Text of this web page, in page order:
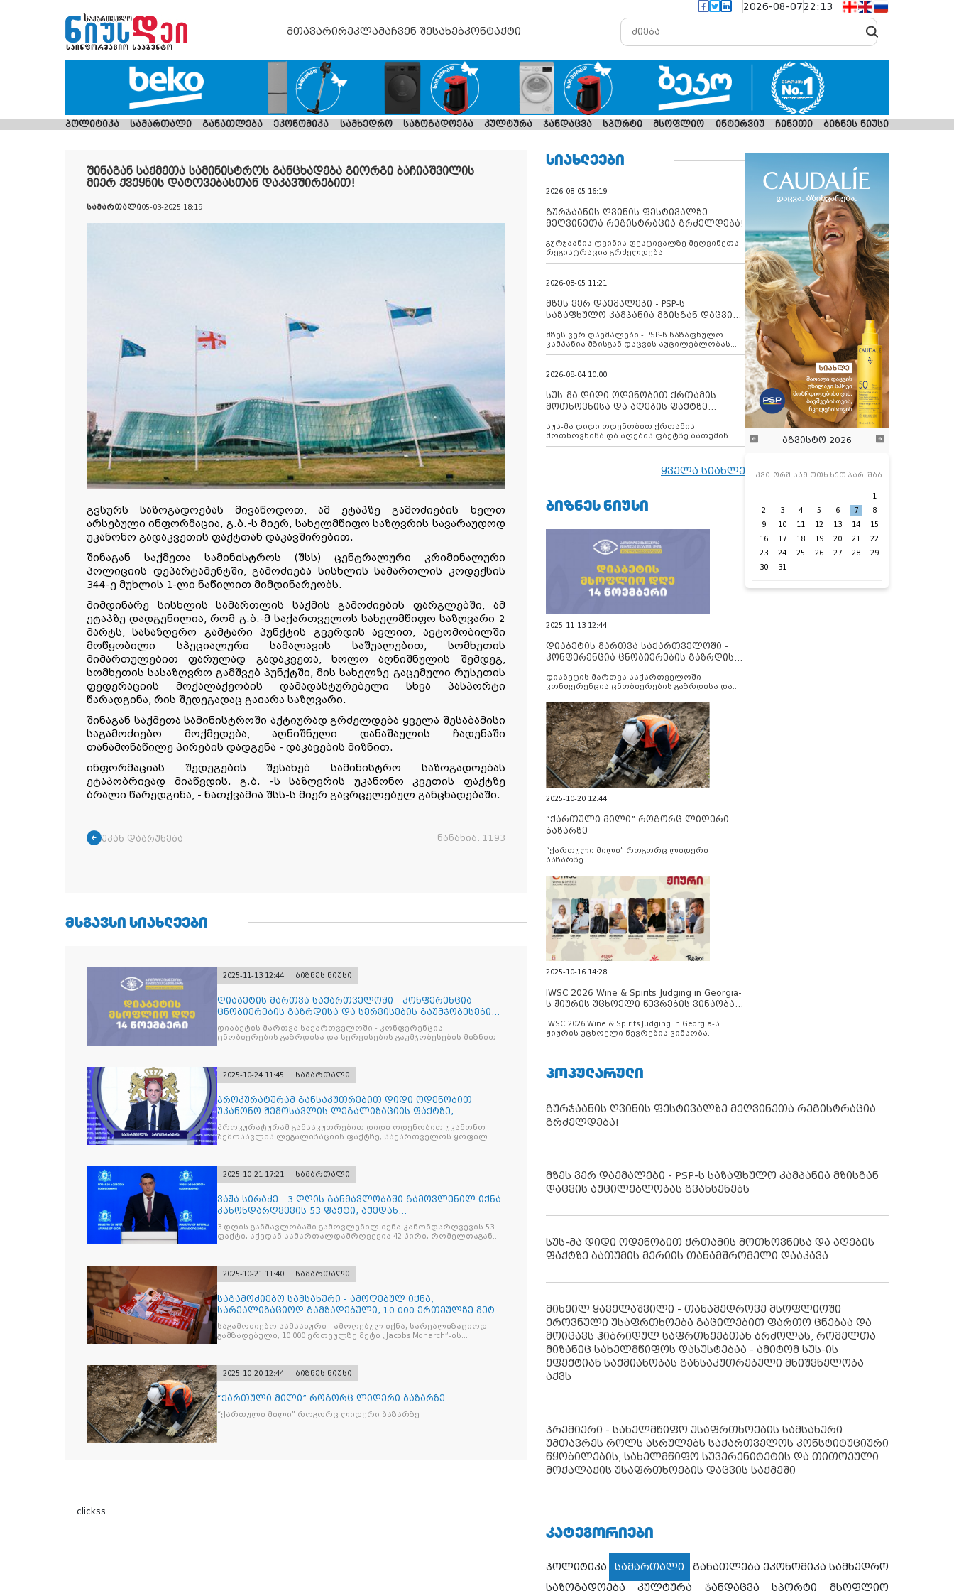
2026-08-0722:13
მთავარირეკლამაჩვენ შესახებკონტაქტი
პოლიტიკა სამართალი განათლება ეკონომიკა სამხედრო საზოგადოება კულტურა ჯანდაცვა სპორტი მსოფლიო ინტერვიუ ჩინეთი ბიზნეს ნიუსი
შინაგან საქმეთა სამინისტროს განცხადება გიორგი ბაჩიაშვილის
მიერ ქვეყნის დატოვებასთან დაკავშირებით!
სამართალი05-03-2025 18:19
გვსურს საზოგადოებას მივაწოდოთ, ამ ეტაპზე გამოძიების ხელთ
არსებული ინფორმაცია, გ.ბ.-ს მიერ, სახელმწიფო საზღვრის სავარაუდოდ
უკანონო გადაკვეთის ფაქტთან დაკავშირებით.
შინაგან საქმეთა სამინისტროს (შსს) ცენტრალური კრიმინალური
პოლიციის დეპარტამენტში, გამოძიება სისხლის სამართლის კოდექსის
344-ე მუხლის 1-ლი ნაწილით მიმდინარეობს.
მიმდინარე სისხლის სამართლის საქმის გამოძიების ფარგლებში, ამ
ეტაპზე დადგენილია, რომ გ.ბ.-მ საქართველოს სახელმწიფო საზღვარი 2
მარტს, სასაზღვრო გამტარი პუნქტის გვერდის ავლით, ავტომობილში
მოწყობილი სპეციალური სამალავის საშუალებით, სომხეთის
მიმართულებით ფარულად გადაკვეთა, ხოლო აღნიშნულის შემდეგ,
სომხეთის სასაზღვრო გამშვებ პუნქტში, მის სახელზე გაცემული რუსეთის
ფედერაციის მოქალაქეობის დამადასტურებელი სხვა პასპორტი
წარადგინა, რის შედეგადაც გაიარა საზღვარი.
შინაგან საქმეთა სამინისტროში აქტიურად გრძელდება ყველა შესაბამისი
საგამოძიებო მოქმედება, აღნიშნული დანაშაულის ჩადენაში
თანამონაწილე პირების დადგენა - დაკავების მიზნით.
ინფორმაციას შედეგების შესახებ სამინისტრო საზოგადოებას
ეტაპობრივად მიაწვდის. გ.ბ. -ს საზღვრის უკანონო კვეთის ფაქტზე
ბრალი წარედგინა, - ნათქვამია შსს-ს მიერ გავრცელებულ განცხადებაში.
უკან დაბრუნება ნანახია: 1193
ᲛᲡᲒᲐᲕᲡᲘ ᲡᲘᲐᲮᲚᲔᲔᲑᲘ
2025-11-13 12:44 ბიზნეს ნიუსი
დიაბეტის მართვა საქართველოში - კონფერენცია
ცნობიერების გაზრდისა და სერვისების გაუმჯობესების
მიზნით
დიაბეტის მართვა საქართველოში - კონფერენცია
ცნობიერების გაზრდისა და სერვისების გაუმჯობესების მიზნით
2025-10-24 11:45 სამართალი
პროკურატურამ განსაკუთრებით დიდი ოდენობით
უკანონო შემოსავლის ლეგალიზაციის ფაქტზე,
საქართველოს ყოფილ პ
პროკურატურამ განსაკუთრებით დიდი ოდენობით უკანონო
შემოსავლის ლეგალიზაციის ფაქტზე, საქართველოს ყოფილ
2025-10-21 17:21 სამართალი
ვაჟა სირაძე - 3 დღის განმავლობაში გამოვლენილ იქნა
კანონდარღვევის 53 ფაქტი, აქედან
სამართალდამრღვევია
3 დღის განმავლობაში გამოვლენილ იქნა კანონდარღვევის 53
ფაქტი, აქედან სამართალდამრღვევია 42 პირი, რომელთაგან
2025-10-21 11:40 სამართალი
საგამოძიებო სამსახური - ამოღებულ იქნა,
სარეალიზაციოდ გამზადებული, 10 000 ერთეულზე მეტი
„Jacobs Monar
საგამოძიებო სამსახური - ამოღებულ იქნა, სარეალიზაციოდ
გამზადებული, 10 000 ერთეულზე მეტი „Jacobs Monarch”-ის
2025-10-20 12:44
ბიზნეს ნიუსი
“ქართული მილი” როგორც ლიდერი ბაზარზე
“ქართული მილი” როგორც ლიდერი ბაზარზე
clickss
ᲡᲘᲐᲮᲚᲔᲔᲑᲘ
2026-08-05 16:19
გურჯაანის ღვინის ფესტივალზე
მეღვინეთა რეგისტრაცია გრძელდება!
გურჯაანის ღვინის ფესტივალზე მეღვინეთა
რეგისტრაცია გრძელდება!
2026-08-05 11:21
მზეს ვერ დაემალები - PSP-ს
საზაფხულო კამპანია მზისგან დაცვის
მზეს ვერ დაემალები - PSP-ს საზაფხულო
კამპანია მზისგან დაცვის აუცილებლობას
გვახსენებს
2026-08-04 10:00
სუს-მა დიდი ოდენობით ქრთამის
მოთხოვნისა და აღების ფაქტზე
დააკავა
სუს-მა დიდი ოდენობით ქრთამის
მოთხოვნისა და აღების ფაქტზე ბათუმის
მერიის თანამშრომელი დააკავა
ყველა სიახლე
ᲑᲘᲖᲜᲔᲡ ᲜᲘᲣᲡᲘ
2025-11-13 12:44
დიაბეტის მართვა საქართველოში -
კონფერენცია ცნობიერების გაზრდისა
დიაბეტის მართვა საქართველოში -
კონფერენცია ცნობიერების გაზრდისა და
2025-10-20 12:44
“ქართული მილი” როგორც ლიდერი
ბაზარზე
“ქართული მილი” როგორც ლიდერი
ბაზარზე
2025-10-16 14:28
IWSC 2026 Wine & Spirits Judging in Georgia-
ს ჟიურის უცხოელი წევრების ვინაობა
IWSC 2026 Wine & Spirits Judging in Georgia-ს
ჟიურის უცხოელი წევრების ვინაობა
აგვისტო 2026
კვი ორშ სამ ოთხ ხუთ პარ შაბ
1
2
3 4 5 6 7
8
9
10 11 12 13 14
15
16
17 18 19 20 21
22
23
24 25 26 27 28
29
30
31
ᲞᲝᲞᲣᲚᲐᲠᲣᲚᲘ
გურჯაანის ღვინის ფესტივალზე მეღვინეთა რეგისტრაცია
გრძელდება!
მზეს ვერ დაემალები - PSP-ს საზაფხულო კამპანია მზისგან
დაცვის აუცილებლობას გვახსენებს
სუს-მა დიდი ოდენობით ქრთამის მოთხოვნისა და აღების
ფაქტზე ბათუმის მერიის თანამშრომელი დააკავა
მიხეილ ყაველაშვილი - თანამედროვე მსოფლიოში
ეროვნული უსაფრთხოება გაცილებით ფართო ცნებაა და
მოიცავს ჰიბრიდულ საფრთხეებთან ბრძოლას, რომელთა
მიზანიც სახელმწიფოს დასუსტებაა - ამიტომ სუს-ის
ეფექტიან საქმიანობას განსაკუთრებული მნიშვნელობა
აქვს
პრემიერი - სახელმწიფო უსაფრთხოების სამსახური
უმთავრეს როლს ასრულებს საქართველოს კონსტიტუციური
წყობილების, სახელმწიფო სუვერენიტეტის და თითოეული
მოქალაქის უსაფრთხოების დაცვის საქმეში
ᲙᲐᲢᲔᲒᲝᲠᲘᲔᲑᲘ
პოლიტიკა სამართალი განათლება ეკონომიკა სამხედრო
საზოგადოება
კულტურა ჯანდაცვა სპორტი მსოფლიო